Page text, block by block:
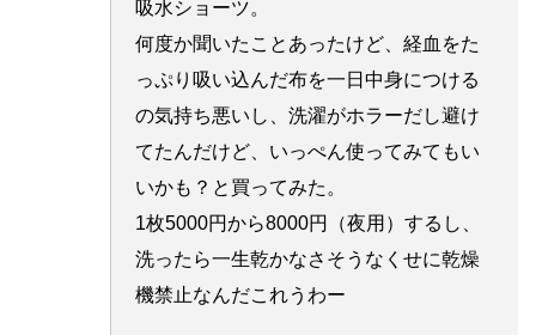
吸水ショーツ。
何度か聞いたことあったけど、経血をた
っぷり吸い込んだ布を一日中身につける
の気持ち悪いし、洗濯がホラーだし避け
てたんだけど、いっぺん使ってみてもい
いかも？と買ってみた。
1枚5000円から8000円（夜用）するし、
洗ったら一生乾かなさそうなくせに乾燥
機禁止なんだこれうわー